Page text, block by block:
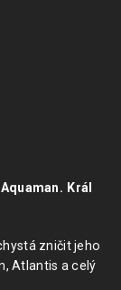
Král
zničit jeho
Atlantis a celý